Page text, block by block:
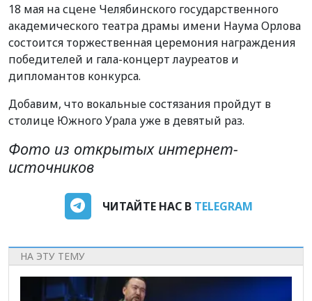
18 мая на сцене Челябинского государственного
академического театра драмы имени Наума Орлова
состоится торжественная церемония награждения
победителей и гала-концерт лауреатов и
дипломантов конкурса.
Добавим, что вокальные состязания пройдут в
столице Южного Урала уже в девятый раз.
Фото из открытых интернет-
источников
ЧИТАЙТЕ НАС В TELEGRAM
НА ЭТУ ТЕМУ